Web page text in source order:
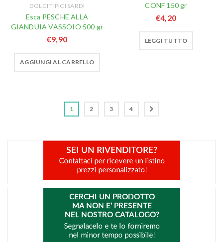
DOLCI TIPICI SARDI
Esca PESCHE ALLA
GIANDUIA VASSOIO 500 gr
€9,90
AGGIUNGI AL CARRELLO
CONF 150 gr
€4,20
LEGGI TUTTO
1 2 3 4